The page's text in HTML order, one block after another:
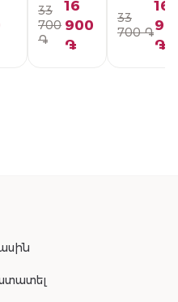
Earring/
PG02-
092-U
33
700
֏
16
900
֏
Моно-
PG01-
33
700 ֏
16
֏